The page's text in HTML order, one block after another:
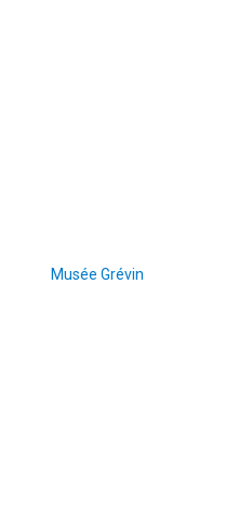
Musée Grévin